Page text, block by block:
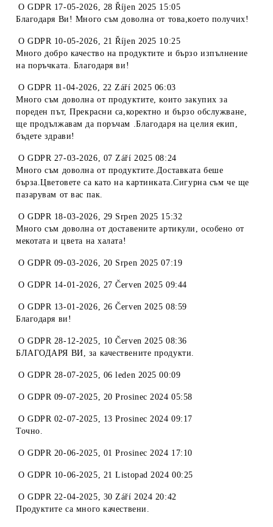
OGDPR 17-05-2026, 28 Říjen 2025 15:05
Благодаря Ви! Много съм доволна от това,което получих!
OGDPR 10-05-2026, 21 Říjen 2025 10:25
Много добро качество на продуктите и бързо изпълнение
на поръчката. Благодаря ви!
OGDPR 11-04-2026, 22 Září 2025 06:03
Много съм доволна от продуктите, които закупих за
пореден път, Прекрасни са,коректно и бързо обслужване,
ще продължавам да поръчам .Благодаря на целия екип,
бъдете здрави!
OGDPR 27-03-2026, 07 Září 2025 08:24
Много съм доволна от продуктите.Доставката беше
бърза.Цветовете са като на картинката.Сигурна съм че ще
пазарувам от вас пак.
OGDPR 18-03-2026, 29 Srpen 2025 15:32
Много съм доволна от доставените артикули, особено от
мекотата и цвета на халата!
OGDPR 09-03-2026, 20 Srpen 2025 07:19
OGDPR 14-01-2026, 27 Červen 2025 09:44
OGDPR 13-01-2026, 26 Červen 2025 08:59
Благодаря ви!
OGDPR 28-12-2025, 10 Červen 2025 08:36
БЛАГОДАРЯ ВИ, за качествените продукти.
OGDPR 28-07-2025, 06 leden 2025 00:09
OGDPR 09-07-2025, 20 Prosinec 2024 05:58
OGDPR 02-07-2025, 13 Prosinec 2024 09:17
Точно.
OGDPR 20-06-2025, 01 Prosinec 2024 17:10
OGDPR 10-06-2025, 21 Listopad 2024 00:25
OGDPR 22-04-2025, 30 Září 2024 20:42
Продуктите са много качествени.